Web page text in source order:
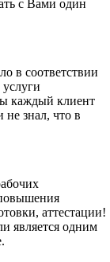
с Вами один
в соответствии
каждый клиент
не знал, что в
аттестации!
является одним